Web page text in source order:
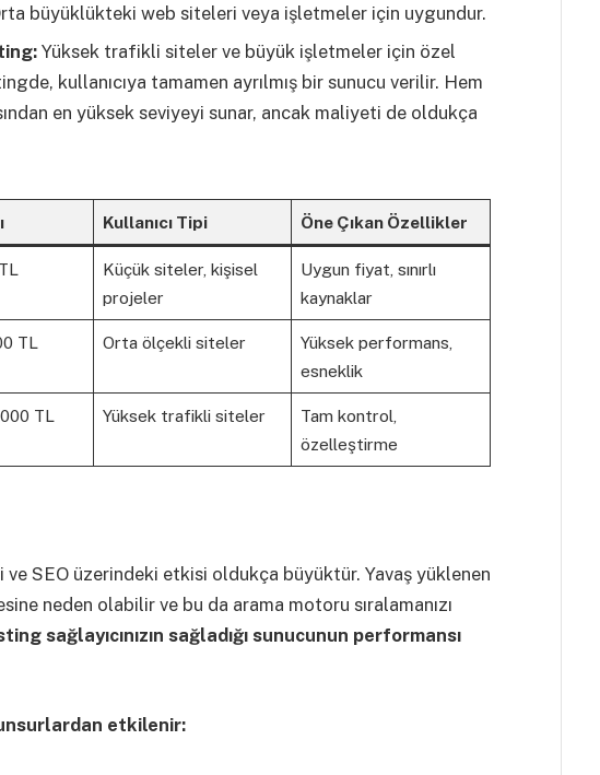
büyüklükteki web siteleri veya işletmeler için uygundur.
Yüksek trafikli siteler ve büyük işletmeler için özel
kullanıcıya tamamen ayrılmış bir sunucu verilir. Hem
en yüksek seviyeyi sunar, ancak maliyeti de oldukça
Kullanıcı Tipi Öne Çıkan Özellikler
Küçük siteler, kişisel
projeler
Uygun fiyat, sınırlı
kaynaklar
TL Orta ölçekli siteler
Yüksek performans,
esneklik
TL Yüksek trafikli siteler
Tam kontrol,
özelleştirme
ve SEO üzerindeki etkisi oldukça büyüktür. Yavaş yüklenen
neden olabilir ve bu da arama motoru sıralamanızı
sağlayıcınızın sağladığı sunucunun performansı
etkilenir: